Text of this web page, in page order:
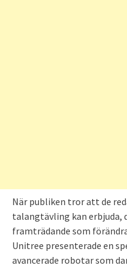
När publiken tror att de
talangtävling kan erbjuda,
framträdande som
Unitree presenterade en
avancerade robotar som